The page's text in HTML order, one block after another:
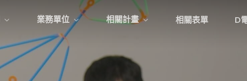
業務單位 相關計畫 相關表單 D